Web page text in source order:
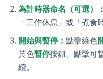
為計時器命名（可選）：
「工作休息」或「煮食
開始與暫停： 點擊綠色
黃色暫停按鈕。點擊可
續。